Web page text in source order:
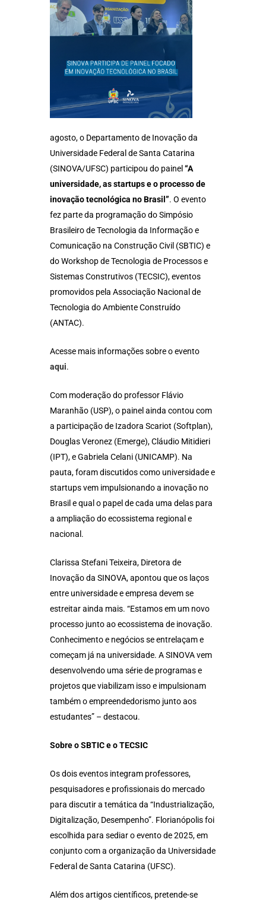
agosto, o Departamento de Inovação da
Universidade Federal de Santa Catarina
(SINOVA/UFSC) participou do painel “A
universidade, as startups e o processo de
inovação tecnológica no Brasil”. O evento
fez parte da programação do Simpósio
Brasileiro de Tecnologia da Informação e
Comunicação na Construção Civil (SBTIC) e
do Workshop de Tecnologia de Processos e
Sistemas Construtivos (TECSIC), eventos
promovidos pela Associação Nacional de
Tecnologia do Ambiente Construído
(ANTAC).
Acesse mais informações sobre o evento
aqui.
Com moderação do professor Flávio
Maranhão (USP), o painel ainda contou com
a participação de Izadora Scariot (Softplan),
Douglas Veronez (Emerge), Cláudio Mitidieri
(IPT), e Gabriela Celani (UNICAMP). Na
pauta, foram discutidos como universidade e
startups vem impulsionando a inovação no
Brasil e qual o papel de cada uma delas para
a ampliação do ecossistema regional e
nacional.
Clarissa Stefani Teixeira, Diretora de
Inovação da SINOVA, apontou que os laços
entre universidade e empresa devem se
estreitar ainda mais. “Estamos em um novo
processo junto ao ecossistema de inovação.
Conhecimento e negócios se entrelaçam e
começam já na universidade. A SINOVA vem
desenvolvendo uma série de programas e
projetos que viabilizam isso e impulsionam
também o empreendedorismo junto aos
estudantes” – destacou.
Sobre o SBTIC e o TECSIC
Os dois eventos integram professores,
pesquisadores e profissionais do mercado
para discutir a temática da “Industrialização,
Digitalização, Desempenho”. Florianópolis foi
escolhida para sediar o evento de 2025, em
conjunto com a organização da Universidade
Federal de Santa Catarina (UFSC).
Além dos artigos científicos, pretende-se